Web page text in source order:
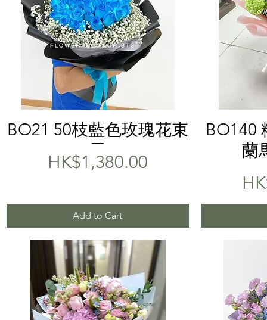
Quick View
BO21 50枝藍色玫瑰花束
Price
HK$1,380.00
Add to Cart
BO140
蘭